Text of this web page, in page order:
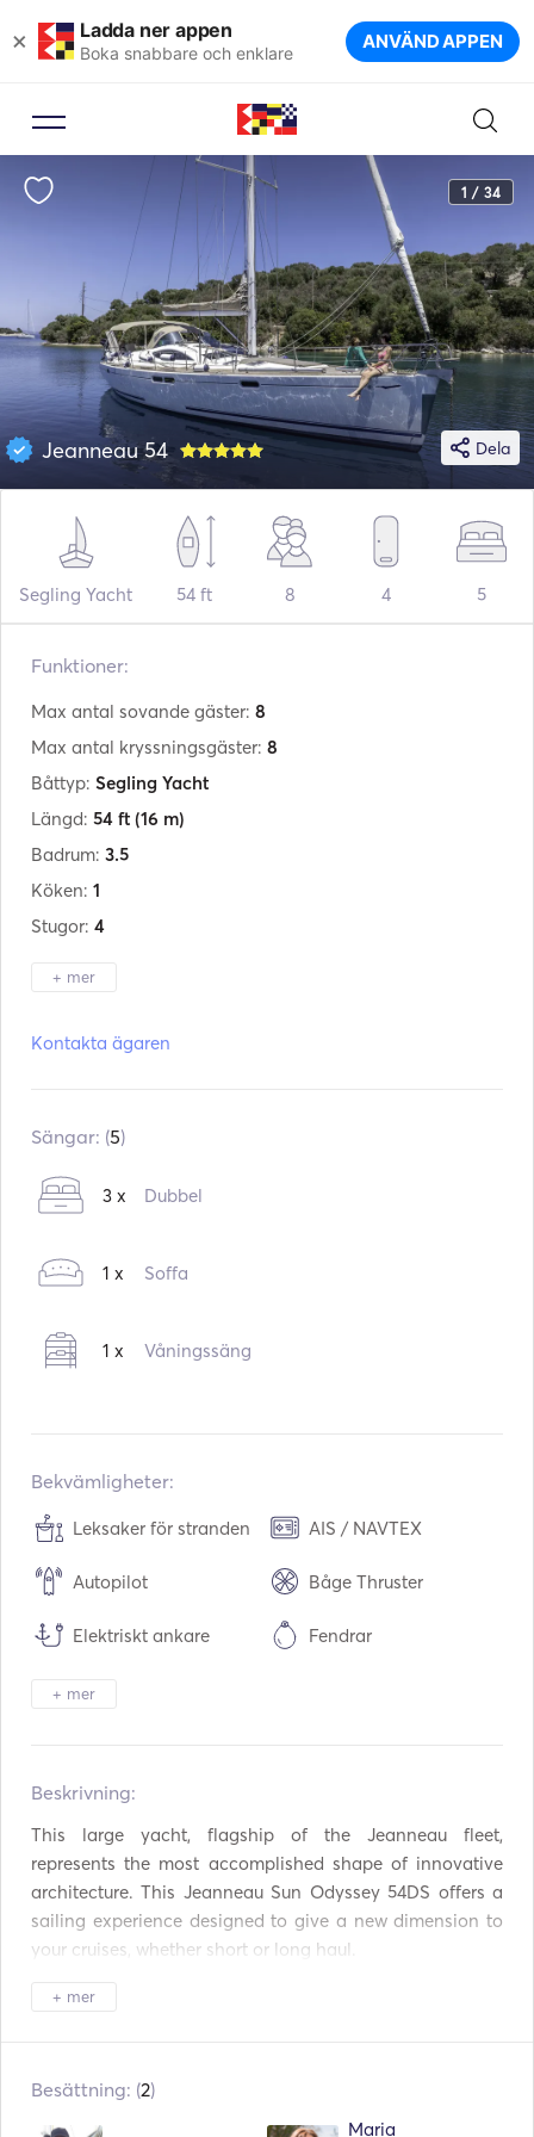
× Ladda ner appen
Boka snabbare och enklare ANVÄND APPEN
1 / 34
Dela
Jeanneau 54
Segling Yacht 54 ft 8 4 5
Funktioner:
Max antal sovande gäster: 8
Max antal kryssningsgäster: 8
Båttyp: Segling Yacht
Längd: 54 ft (16 m)
Badrum: 3.5
Köken: 1
Stugor: 4
+ mer
Ombyggnad i:
Bränsletyp:
Diesel
Vattenkapacitet:1000
Högsta marschfart:8 knutar
Kontakta ägaren
Sängar: (5)
3 x Dubbel
1 x Soffa
1 x Våningssäng
Bekvämligheter:
Leksaker för stranden AIS / NAVTEX
Autopilot Båge Thruster
Elektriskt ankare Fendrar
Flaregun
Navigeringssystem
Väderstation Utombordsmotor
Elektriska vinschar
Cockpit bord Tender / Jolle
+ mer
Beskrivning:
This large yacht, flagship of the Jeanneau fleet,
represents the most accomplished shape of innovative
architecture. This Jeanneau Sun Odyssey 54DS offers a
sailing experience designed to give a new dimension to
your cruises, whether short or long haul.
S/Y Jeanneau Sun Odyssey 54DS, built in 2007 and
Preveza or Lefkada, perfect starting points for visiting the
Aegean or the Ionian Islands. Lavrion, Nea Peramos or
+ mer
Besättning: (2)
Maria